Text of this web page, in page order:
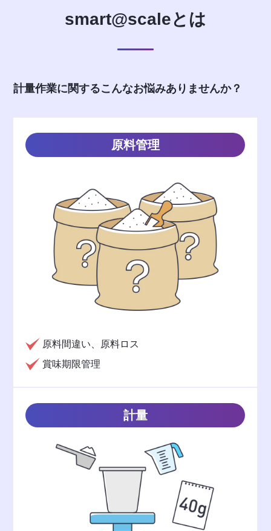
smart@scaleとは
計量作業に関するこんなお悩みありませんか？
原料管理
原料間違い、原料ロス
賞味期限管理
計量